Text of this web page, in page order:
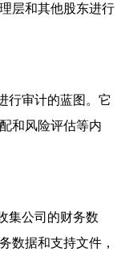
层和其他股东进行
行审计的蓝图。它
和风险评估等内
集公司的财务数
数据和支持文件，